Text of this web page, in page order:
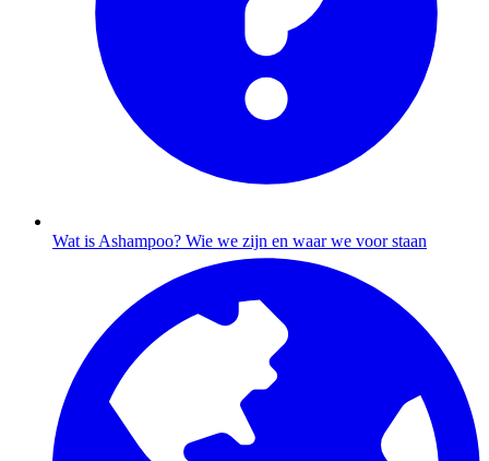
Wat is Ashampoo? Wie we zijn en waar we voor staan